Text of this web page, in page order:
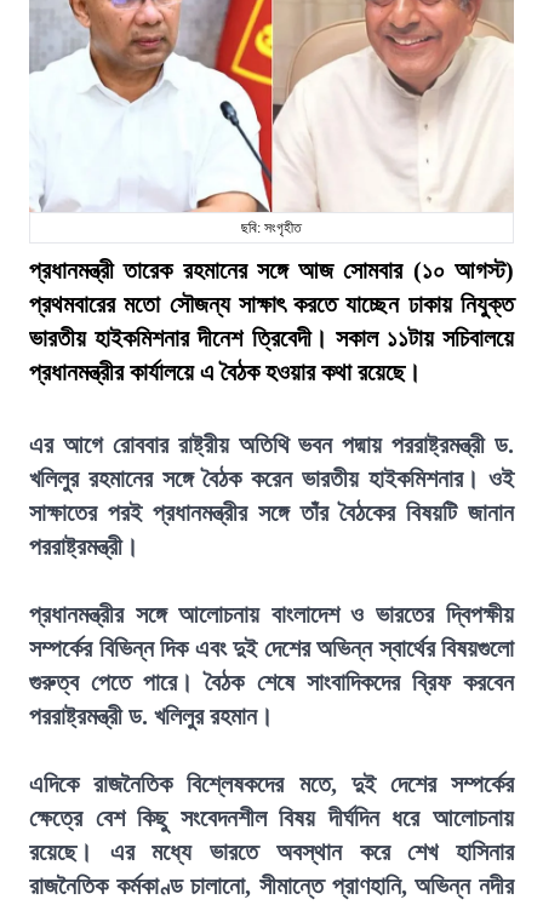
ছবি: সংগৃহীত
প্রধানমন্ত্রী তারেক রহমানের সঙ্গে আজ সোমবার (১০ আগস্ট)
প্রথমবারের মতো সৌজন্য সাক্ষাৎ করতে যাচ্ছেন ঢাকায় নিযুক্ত
ভারতীয় হাইকমিশনার দীনেশ ত্রিবেদী। সকাল ১১টায় সচিবালয়ে
প্রধানমন্ত্রীর কার্যালয়ে এ বৈঠক হওয়ার কথা রয়েছে।
এর আগে রোববার রাষ্ট্রীয় অতিথি ভবন পদ্মায় পররাষ্ট্রমন্ত্রী ড.
খলিলুর রহমানের সঙ্গে বৈঠক করেন ভারতীয় হাইকমিশনার। ওই
সাক্ষাতের পরই প্রধানমন্ত্রীর সঙ্গে তাঁর বৈঠকের বিষয়টি জানান
পররাষ্ট্রমন্ত্রী।
প্রধানমন্ত্রীর সঙ্গে আলোচনায় বাংলাদেশ ও ভারতের দ্বিপক্ষীয়
সম্পর্কের বিভিন্ন দিক এবং দুই দেশের অভিন্ন স্বার্থের বিষয়গুলো
গুরুত্ব পেতে পারে। বৈঠক শেষে সাংবাদিকদের ব্রিফ করবেন
পররাষ্ট্রমন্ত্রী ড. খলিলুর রহমান।
এদিকে রাজনৈতিক বিশ্লেষকদের মতে, দুই দেশের সম্পর্কের
ক্ষেত্রে বেশ কিছু সংবেদনশীল বিষয় দীর্ঘদিন ধরে আলোচনায়
রয়েছে। এর মধ্যে ভারতে অবস্থান করে শেখ হাসিনার
রাজনৈতিক কর্মকাণ্ড চালানো, সীমান্তে প্রাণহানি, অভিন্ন নদীর